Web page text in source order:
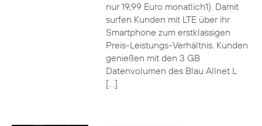
nur 19,99 Euro monatlich1). Damit
surfen Kunden mit LTE über ihr
Smartphone zum erstklassigen
Preis-Leistungs-Verhältnis. Kunden
genießen mit den 3 GB
Datenvolumen des Blau Allnet L
[…]